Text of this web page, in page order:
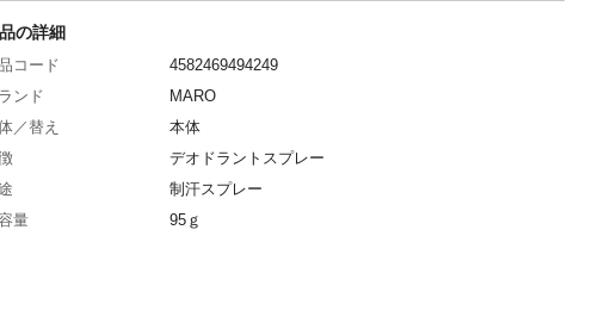
の詳細
コード
4582469494249
ンド
MARO
／替え
本体
デオドラントスプレー
制汗スプレー
量
95ｇ